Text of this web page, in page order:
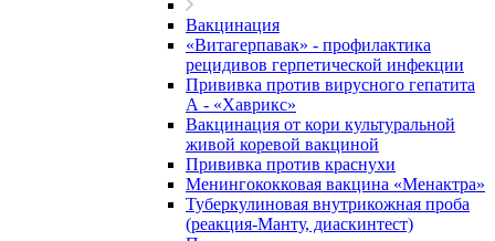
Вакцинация
«Витагерпавак» - профилактика
рецидивов герпетической инфекции
Прививка против вирусного гепатита
А - «Хаврикс»
Вакцинация от кори культуральной
живой коревой вакциной
Прививка против краснухи
Менингококковая вакцина «Менактра»
Туберкулиновая внутрикожная проба
(реакция-Манту, диаскинтест)